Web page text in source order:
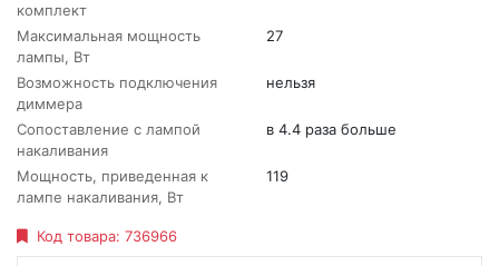
комплект
Максимальная мощность
лампы, Вт
27
Возможность подключения
диммера
нельзя
Сопоставление с лампой
накаливания
в 4.4 раза больше
Мощность, приведенная к
лампе накаливания, Вт
119
Код товара: 736966